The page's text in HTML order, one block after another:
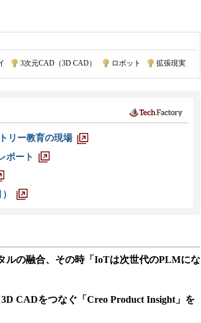
3次元CAD（3D CAD） ロボット 拡張現実
リー教育の現場
ポート
ルの融合、その時「IoTは次世代のPLMにな
CADをつなぐ「Creo Product Insight」を